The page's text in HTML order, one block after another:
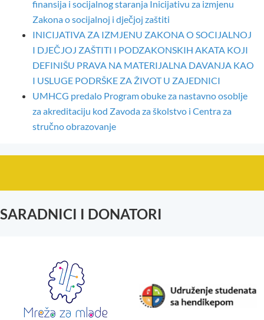
finansija i socijalnog staranja Inicijativu za izmjenu
Zakona o socijalnoj i dječjoj zaštiti
INICIJATIVA ZA IZMJENU ZAKONA O SOCIJALNOJ
I DJEČJOJ ZAŠTITI I PODZAKONSKIH AKATA KOJI
DEFINIŠU PRAVA NA MATERIJALNA DAVANJA KAO
I USLUGE PODRŠKE ZA ŽIVOT U ZAJEDNICI
UMHCG predalo Program obuke za nastavno osoblje
za akreditaciju kod Zavoda za školstvo i Centra za
stručno obrazovanje
SARADNICI I DONATORI